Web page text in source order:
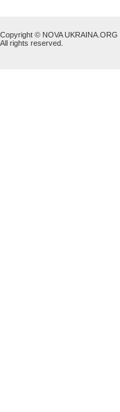
Copyright © NOVA UKRAINA.ORG
All rights reserved.